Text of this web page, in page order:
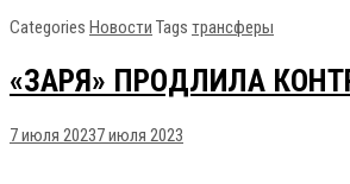
Categories Новости Tags трансферы
«ЗАРЯ» ПРОДЛИЛА
7 июля 20237 июля 2023